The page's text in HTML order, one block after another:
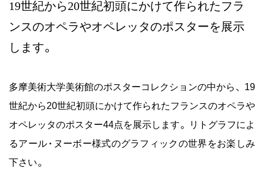
19世紀から20世紀初頭にかけて作られたフラ
ンスのオペラやオペレッタのポスターを展示
します。
多摩美術大学美術館のポスターコレクションの中から、19
世紀から20世紀初頭にかけて作られたフランスのオペラや
オペレッタのポスター44点を展示します。リトグラフによ
るアール･ヌーボー様式のグラフィックの世界をお楽しみ
下さい。